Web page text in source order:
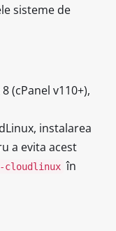
sisteme de
(cPanel v110+),
instalarea
a evita acest
cloudlinux în